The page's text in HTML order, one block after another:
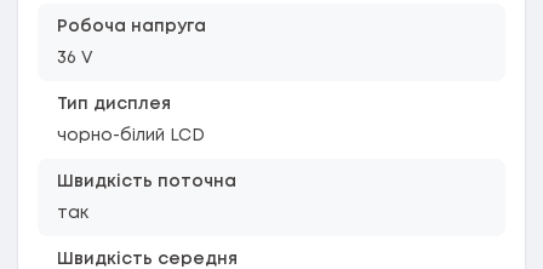
Робоча напруга
36 V
Тип дисплея
чорно-білий LCD
Швидкість поточна
так
Швидкість середня